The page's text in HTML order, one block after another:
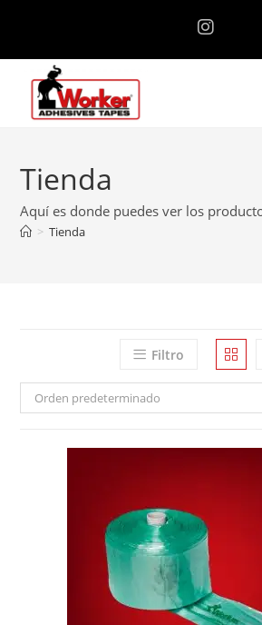
Tienda
Aquí es donde puedes ver los
> Tienda
Filtro
Orden predeterminado